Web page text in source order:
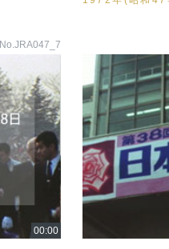
No.JRA047_7